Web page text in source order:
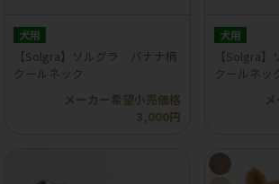
犬用
【Solgra】ソルグラ バナナ柄
クールネック
メーカー希望小売価格
3,000円
犬用
【Solgra
クールネッ